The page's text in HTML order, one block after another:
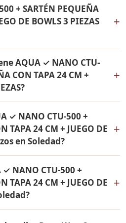
los productos son
garantía de por vida.
24 CM + JUEGO DE BOWLS
y a todo Colombia. El pago
+ SARTÉN PEQUEÑA
DE BOWLS 3 PIEZAS
+
CON TAPA 24 CM + JUEGO
garantía de por vida contra
productos originales Rena
inoxidable quirúrgico 18/10.
AQUA ✓ NANO CTU-
CON TAPA 24 CM +
+
3 PIEZAS tiene un 38% de
WhatsApp para conocer el
y todo Colombia.
✓ NANO CTU-500 +
TAPA 24 CM + JUEGO DE
en Soledad?
+
+ JUEGO DE BOWLS 3
inicial y pagar en cuotas
Aplica para Soledad y
NANO CTU-500 +
TAPA 24 CM + JUEGO DE
+